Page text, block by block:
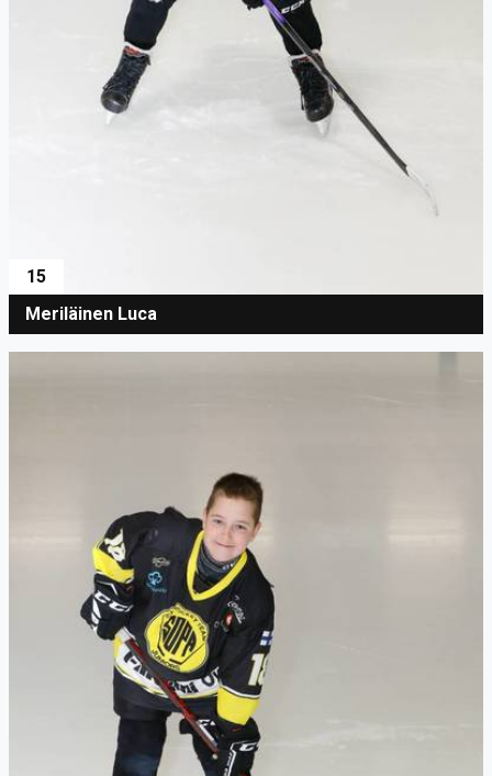
15
Meriläinen Luca